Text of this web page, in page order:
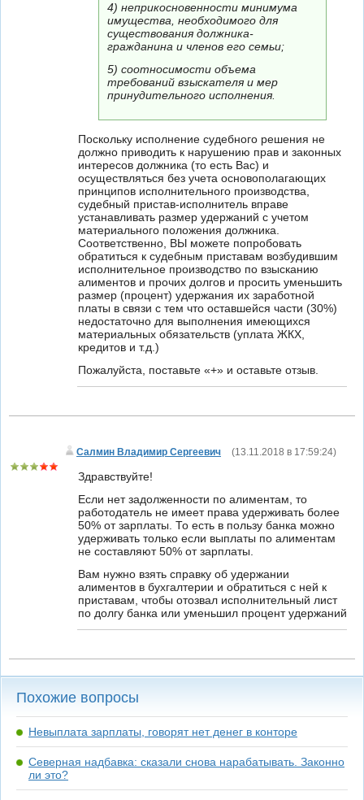
4) неприкосновенности минимума
имущества, необходимого для
существования должника-
гражданина и членов его семьи;
5) соотносимости объема
требований взыскателя и мер
принудительного исполнения.
Поскольку исполнение судебного решения не
должно приводить к нарушению прав и законных
интересов должника (то есть Вас) и
осуществляться без учета основополагающих
принципов исполнительного производства,
судебный пристав-исполнитель вправе
устанавливать размер удержаний с учетом
материального положения должника.
Соответственно, ВЫ можете попробовать
обратиться к судебным приставам возбудившим
исполнительное производство по взысканию
алиментов и прочих долгов и просить уменьшить
размер (процент) удержания их заработной
платы в связи с тем что оставшейся части (30%)
недостаточно для выполнения имеющихся
материальных обязательств (уплата ЖКХ,
кредитов и т.д.)
Пожалуйста, поставьте «+» и оставьте отзыв.
Салмин Владимир Сергеевич (13.11.2018 в 17:59:24)
Здравствуйте!
Если нет задолженности по алиментам, то
работодатель не имеет права удерживать более
50% от зарплаты. То есть в пользу банка можно
удерживать только если выплаты по алиментам
не составляют 50% от зарплаты.
Вам нужно взять справку об удержании
алиментов в бухгалтерии и обратиться с ней к
приставам, чтобы отозвал исполнительный лист
по долгу банка или уменьшил процент удержаний
Похожие вопросы
Невыплата зарплаты, говорят нет денег в конторе
Северная надбавка: сказали снова нарабатывать. Законно
ли это?